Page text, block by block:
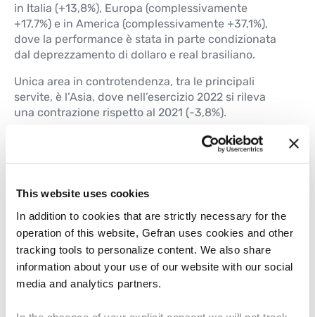
This website uses cookies
In addition to cookies that are strictly necessary for the
operation of this website, Gefran uses cookies and other
tracking tools to personalize content. We also share
information about your use of our website with our social
media and analytics partners.
in Italia (+13,8%), Europa (complessivamente
+17,7%) e in America (complessivamente +37,1%),
dove la performance è stata in parte condizionata
dal deprezzamento di dollaro e real brasiliano.
Unica area in controtendenza, tra le principali
servite, è l’Asia, dove nell’esercizio 2022 si rileva
una contrazione rispetto al 2021 (-3,8%).
(EBITDA) al 31 dicembre
2022 è positivo per 24,6 milioni di Euro (pari al
2021 (quando ammontava a 22,5 milioni di Euro). Il
miglioramento del margine operativo lordo è
riconducibile all’incremento dei ricavi registrato nel
periodo.
Laposizione finanziaria nettaal 31 dicembre 2022
è positiva e pari a 24,3 milioni di Euro, in